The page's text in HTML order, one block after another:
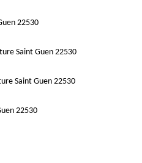
22530
Saint Guen 22530
Saint Guen 22530
22530